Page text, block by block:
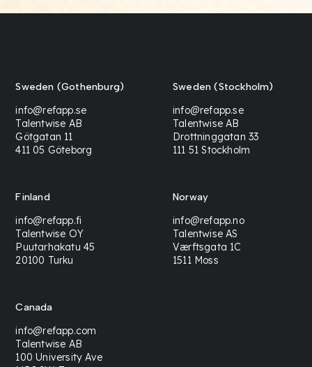
Sweden (Gothenburg)
info@refapp.se
Talentwise AB
Götgatan 11
411 05 Göteborg
Sweden (Stockholm)
info@refapp.se
Talentwise AB
Drottninggatan 33
111 51 Stockholm
Finland
info@refapp.fi
Talentwise OY
Puutarhakatu 45
20100 Turku
Norway
info@refapp.no
Talentwise AS
Værftsgata 1C
1511 Moss
Canada
info@refapp.com
Talentwise AB
100 University Ave